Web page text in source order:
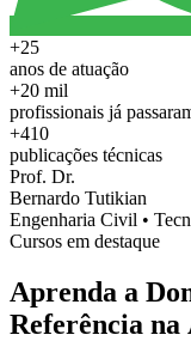
+25
anos de atuação
+20 mil
profissionais já
+410
publicações técnicas
Prof. Dr.
Bernardo Tutikian
Engenharia Civil •
Cursos em destaque
Aprenda a
Referência na